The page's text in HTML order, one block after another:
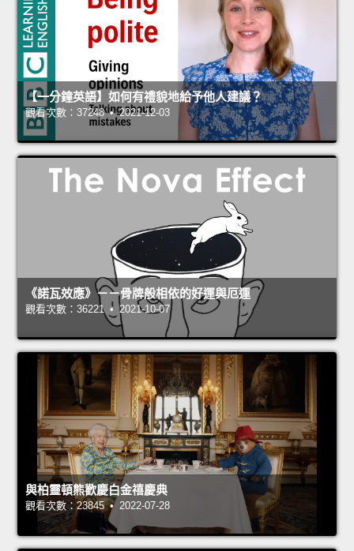
【一分鐘英語】如何有禮貌地給予他人建議？
觀看次數：37248 • 2021-12-03
《諾瓦效應》－－骨牌般相依的好運與厄運
觀看次數：36221 • 2021-10-07
與柏靈頓熊歡慶白金禧慶典
觀看次數：23845 • 2022-07-28